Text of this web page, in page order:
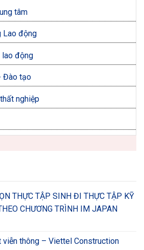
tâm
Lao động
lao động
Đào tạo
nghiệp
THỰC TẬP SINH ĐI THỰC TẬP KỸ
CHƯƠNG TRÌNH IM JAPAN
viễn thông – Viettel Construction